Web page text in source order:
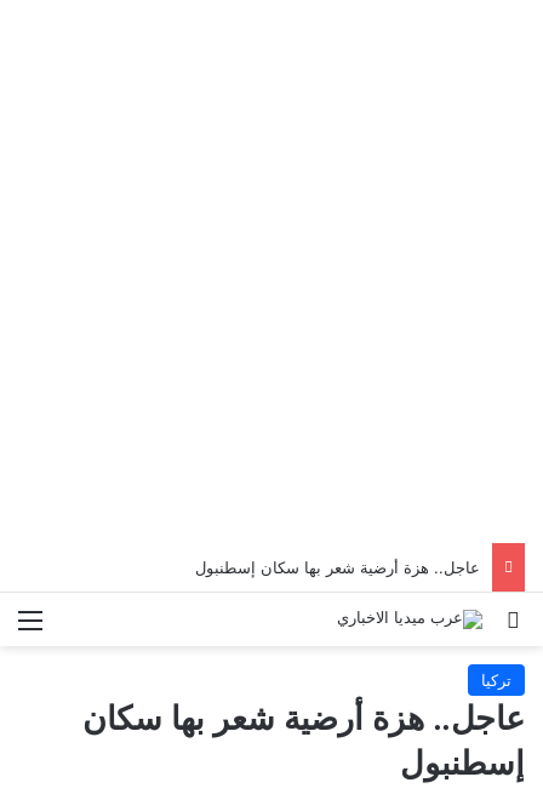
عاجل.. هزة أرضية شعر بها سكان إسطنبول
بحث عن
تركيا
عاجل.. هزة أرضية شعر بها سكان
إسطنبول